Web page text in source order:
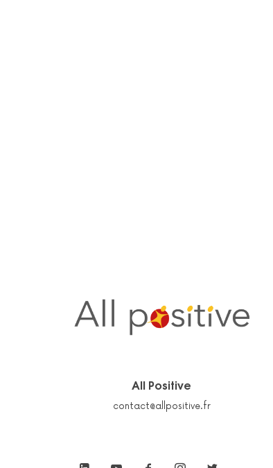
All Positive
contact@allpositive.fr